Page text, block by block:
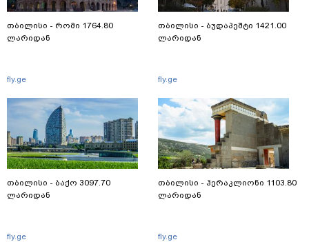
თბილისი - რომი 1764.80
ლარიდან
fly.ge
თბილისი - ბაქო 3097.70
ლარიდან
fly.ge
თბილისი - ბუდაპეშტი 1421.00
ლარიდან
fly.ge
თბილისი - ჰერაკლიონი 1103.80
ლარიდან
fly.ge